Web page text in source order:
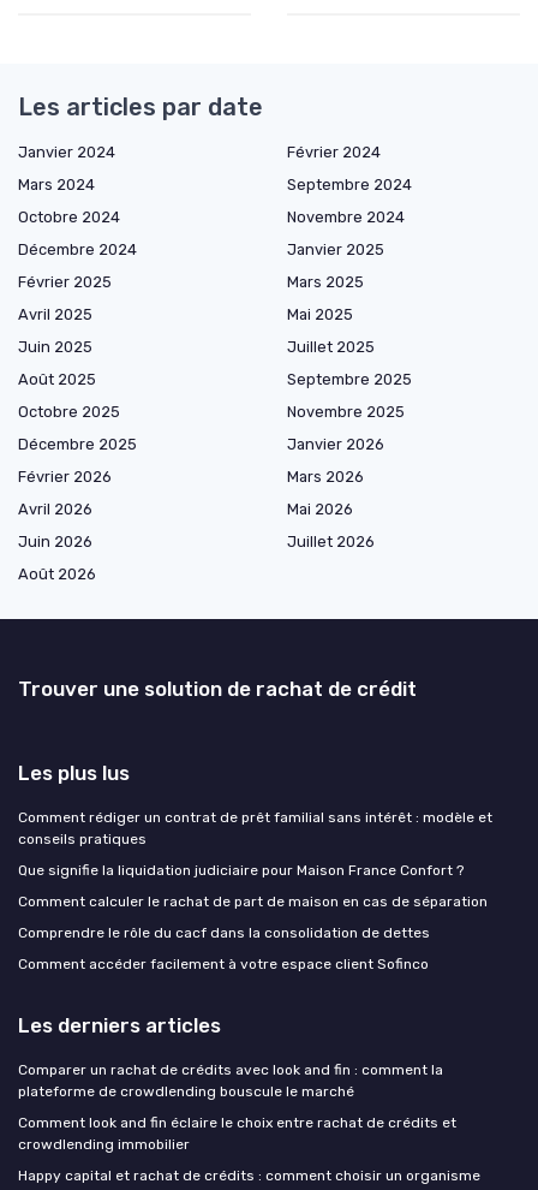
Les articles par date
Janvier 2024
Février 2024
Mars 2024
Septembre 2024
Octobre 2024
Novembre 2024
Décembre 2024
Janvier 2025
Février 2025
Mars 2025
Avril 2025
Mai 2025
Juin 2025
Juillet 2025
Août 2025
Septembre 2025
Octobre 2025
Novembre 2025
Décembre 2025
Janvier 2026
Février 2026
Mars 2026
Avril 2026
Mai 2026
Juin 2026
Juillet 2026
Août 2026
Trouver une solution de rachat de crédit
Les plus lus
Comment rédiger un contrat de prêt familial sans intérêt : modèle et
conseils pratiques
Que signifie la liquidation judiciaire pour Maison France Confort ?
Comment calculer le rachat de part de maison en cas de séparation
Comprendre le rôle du cacf dans la consolidation de dettes
Comment accéder facilement à votre espace client Sofinco
Les derniers articles
Comparer un rachat de crédits avec look and fin : comment la
plateforme de crowdlending bouscule le marché
Comment look and fin éclaire le choix entre rachat de crédits et
crowdlending immobilier
Happy capital et rachat de crédits : comment choisir un organisme